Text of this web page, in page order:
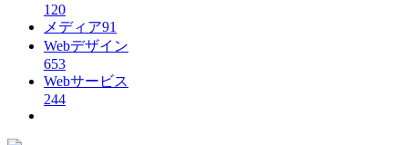
120
メディア91
Webデザイン
653
Webサービス
244